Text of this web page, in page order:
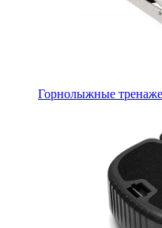
Горнолыжные